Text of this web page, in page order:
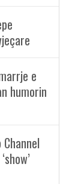
e
humorin